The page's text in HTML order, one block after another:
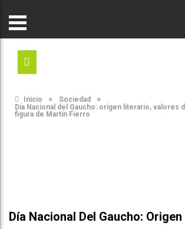
Inicio » Sociedad »
Día Nacional del Gaucho: origen literario, valores
figura de Martín Fierro
Día Nacional Del Gaucho: